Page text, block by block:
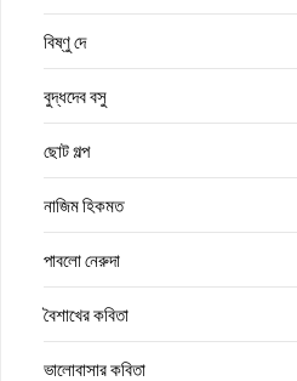
বিষ্ণু দে
বুদ্ধদেব বসু
ছোট গল্প
নাজিম হিকমত
পাবলো নেরুদা
বৈশাখের কবিতা
ভালোবাসার কবিতা